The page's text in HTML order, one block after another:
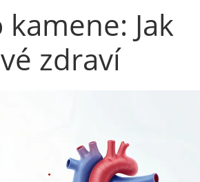
Jak
zdraví